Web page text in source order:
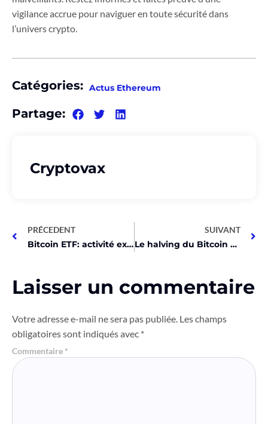
vigilance accrue pour naviguer en toute sécurité dans
l’univers crypto.
Catégories: Actus Ethereum
Partage:
Cryptovax
PRÉCEDENT
Bitcoin ETF: activité explosive jusqu’au halving!
SUIVANT
Le halving du Bitcoin arrive dans 11 jours – Voici son impact sur le coût du minage !
Laisser un commentaire
Votre adresse e-mail ne sera pas publiée. Les champs
obligatoires sont indiqués avec *
Commentaire *